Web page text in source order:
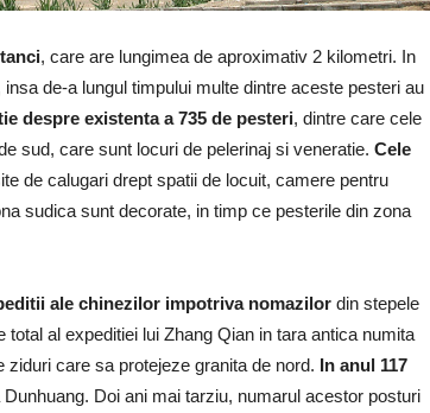
, care are lungimea de aproximativ 2 kilometri. In
de-a lungul timpului multe dintre aceste pesteri au
despre existenta a 735 de pesteri, dintre care cele
sud, care sunt locuri de pelerinaj si veneratie. Cele
de calugari drept spatii de locuit, camere pentru
sudica sunt decorate, in timp ce pesterile din zona
ale chinezilor impotriva nomazilor din stepele
al expeditiei lui Zhang Qian in tara antica numita
care sa protejeze granita de nord. In anul 117
Dunhuang. Doi ani mai tarziu, numarul acestor posturi